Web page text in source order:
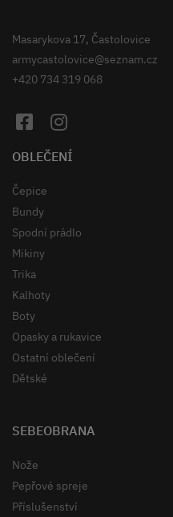
Masarykova 17, Častolovice
armycastolovice@seznam.cz
+420 734 319 068
OBLEČENÍ
Čepice
Bundy
Spodní prádlo
Mikiny
Trika
Kalhoty
Boty
Opasky a rukavice
Ostatní oblečení
Dětské
SEBEOBRANA
Nože
Pepřové spreje
Příslušenství